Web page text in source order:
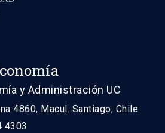
y Administración UC
4860, Macul. Santiago, Chile
4303